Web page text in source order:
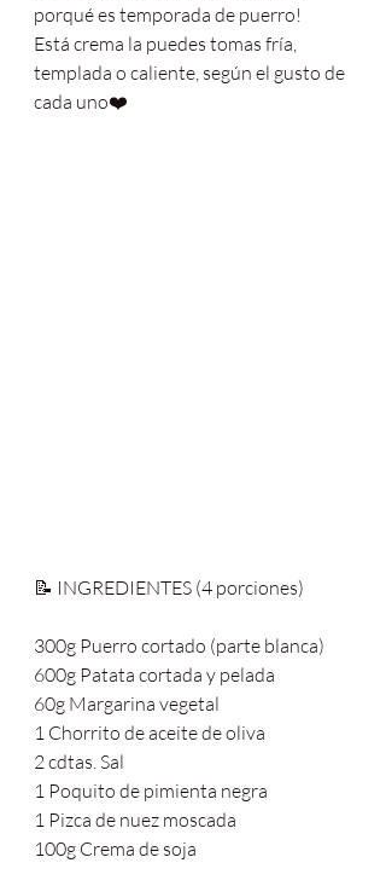
porqué es temporada de puerro!
Está crema la puedes tomas fría,
templada o caliente, según el gusto de
cada uno❤️
📝 INGREDIENTES (4 porciones)
300g Puerro cortado (parte blanca)
600g Patata cortada y pelada
60g Margarina vegetal
1 Chorrito de aceite de oliva
2 cdtas. Sal
1 Poquito de pimienta negra
1 Pizca de nuez moscada
100g Crema de soja